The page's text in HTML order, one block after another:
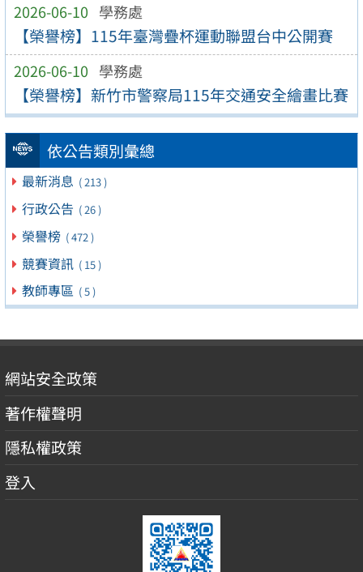
2026-06-10 學務處
【榮譽榜】115年臺灣疊杯運動聯盟台中公開賽
2026-06-10 學務處
【榮譽榜】新竹市警察局115年交通安全繪畫比賽
依公告類別彙總
最新消息 ( 213 )
行政公告 ( 26 )
榮譽榜 ( 472 )
競賽資訊 ( 15 )
教師專區 ( 5 )
網站安全政策
著作權聲明
隱私權政策
登入